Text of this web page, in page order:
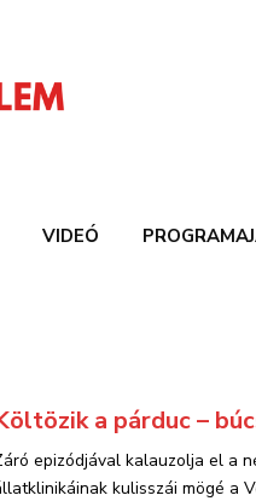
VIDEÓ
a párduc –
epizódjával kalauzolja el a
kulisszái mögé a